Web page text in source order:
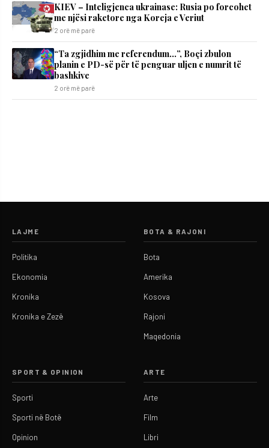
KIEV – Inteligjenca ukrainase: Rusia po forcohet
me njësi raketore nga Koreja e Veriut
2 orë më parë
“Ta zgjidhim me referendum…”, Boçi zbulon
planin e PD-së për të penguar uljen e numrit të
bashkive
2 orë më parë
LAJME
Politika
Ekonomia
Kronika
Kronika e Zezë
BOTA & RAJONI
Bota
Amerika
Kosova
Rajoni
Maqedonia
SPORT & OPINION
Sporti
Sporti në Botë
Opinion
ARTE
Arte
Film
Libri